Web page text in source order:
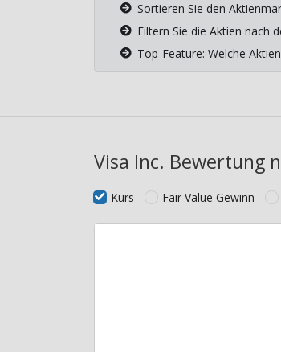
Sortieren Sie den
Filtern Sie die Aktien nach
Top-Feature: Welche
Visa Inc. Bewertung
Kurs Fair Value Gewinn